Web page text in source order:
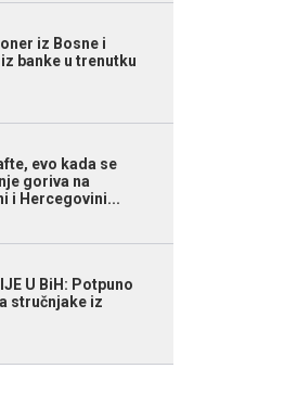
iz Bosne i
banke u trenutku
evo kada se
goriva na
i Hercegovini...
U BiH: Potpuno
stručnjake iz